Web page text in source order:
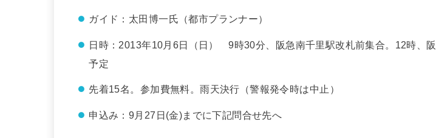
ガイド：太田博一氏（都市プランナー）
日時：2013年10月6日（日） 9時30分、阪急南千里駅改札前集合。12時、
予定
先着15名。参加費無料。雨天決行（警報発令時は中止）
申込み：9月27日(金)までに下記問合せ先へ